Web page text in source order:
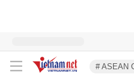
# ASEAN